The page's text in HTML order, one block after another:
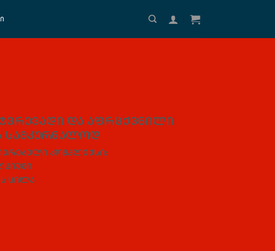
და აფრცქვნილი
სამკურნალოდ
კომპლექსი:
ცილა